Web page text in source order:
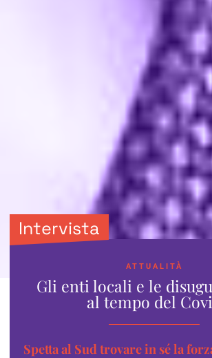
Intervista
ATTUALITÀ
Gli enti locali e le
al tempo del
Spetta al Sud trovare in sé la